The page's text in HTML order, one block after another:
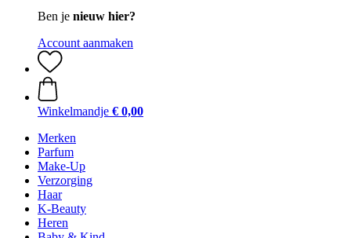
Ben je nieuw hier?
Account aanmaken
Winkelmandje € 0,00
Merken
Parfum
Make-Up
Verzorging
Haar
K-Beauty
Heren